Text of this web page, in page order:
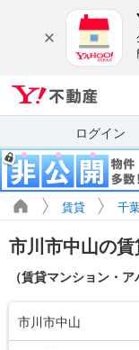
ログイン
賃貸 千
市川市中山の
（賃貸マンション・
市川市中山